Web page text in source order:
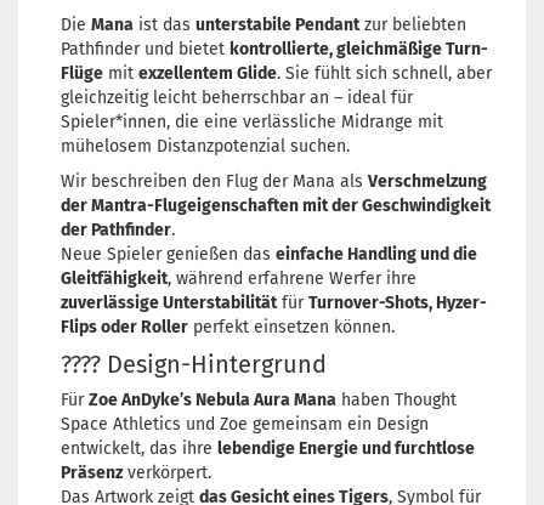
Die Mana ist das unterstabile Pendantzur beliebten
Pathfinder und bietet kontrollierte, gleichmäßige Turn-
Flüge mit exzellentem Glide. Sie fühlt sich schnell, aber
gleichzeitig leicht beherrschbar an – ideal für
Spieler*innen, die eine verlässliche Midrange mit
mühelosem Distanzpotenzial suchen.
Wir beschreiben den Flug der Mana als Verschmelzung
der Mantra-Flugeigenschaften mit der Geschwindigkeit
der Pathfinder.
Neue Spieler genießen das einfache Handling und die
Gleitfähigkeit, während erfahrene Werfer ihre
zuverlässige UnterstabilitätfürTurnover-Shots, Hyzer-
Flips oder Roller perfekt einsetzen können.
???? Design-Hintergrund
FürZoe AnDyke’s Nebula Aura Mana haben Thought
Space Athletics und Zoe gemeinsam ein Design
entwickelt, das ihre lebendige Energie und furchtlose
Präsenz verkörpert.
Das Artwork zeigt das Gesicht eines Tigers, Symbol für